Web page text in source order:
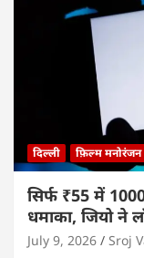
दिल्ली फ़िल्म मनोरंजन
सिर्फ ₹55 में
धमाका, जियो ने
July 9, 2026 Sroj